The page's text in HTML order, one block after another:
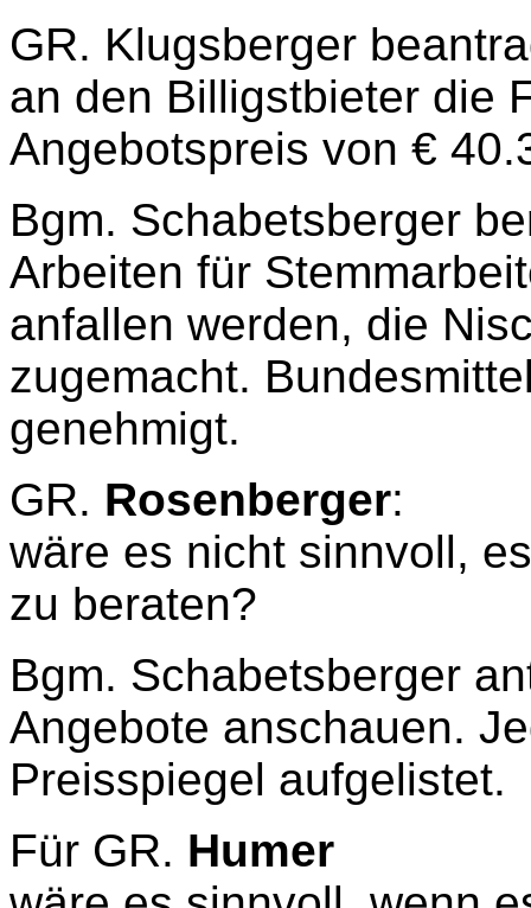
GR. Klugsberger
an den Billigstbieter die
Angebotspreis von €
Bgm. Schabetsberger
Arbeiten für
anfallen werden, die
zugemacht.
genehmigt.
GR. Rosenberger:
wäre es nicht sinnvoll,
zu beraten?
Bgm. Schabetsberger
Angebote anschauen.
Preisspiegel aufgelistet.
Für GR. Humer